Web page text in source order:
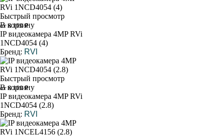
Быстрый просмотр
В корзину
от 8 100 ₽
IP видеокамера 4MP RVi
1NCD4054 (4)
Бренд: RVI
Быстрый просмотр
В корзину
от 8 100 ₽
IP видеокамера 4MP RVi
1NCD4054 (2.8)
Бренд: RVI